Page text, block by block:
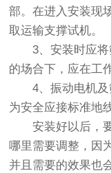
部。在进入安装现
取运输支撑试机。
3、安装时应将
的场合下，应在工
4、振动电机及
为安全应接标准地
安装好以后，
哪里需要调整，因
并且需要的效果也